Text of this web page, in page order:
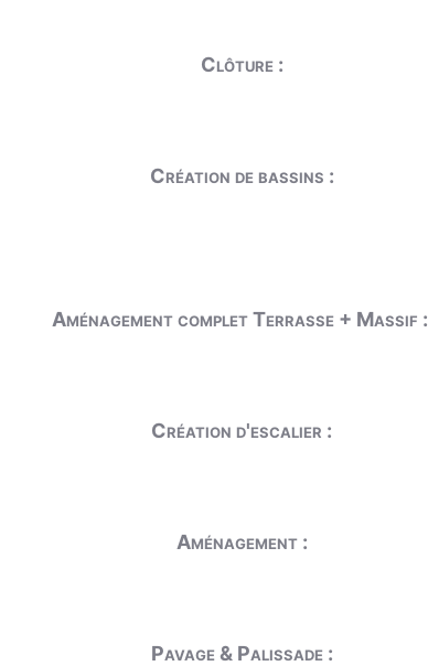
Clôture :
Création de bassins :
Aménagement complet Terrasse + Massif :
Création d'escalier :
Aménagement :
Pavage & Palissade :